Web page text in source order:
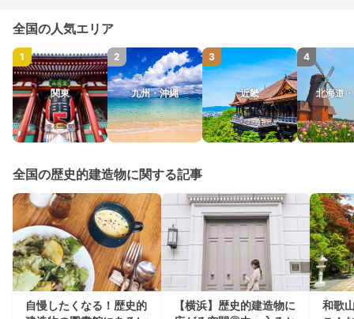
全国の人気エリア
1
関東
2
九州・沖縄
3
近畿
4
北海道
全国の歴史的建造物に関する記事
自慢したくなる！歴史的
【横浜】歴史的建造物に
和歌